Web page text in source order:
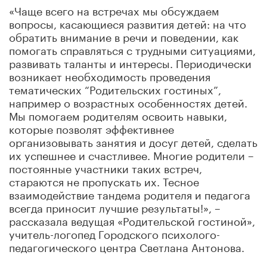
«Чаще всего на встречах мы обсуждаем
вопросы, касающиеся развития детей: на что
обратить внимание в речи и поведении, как
помогать справляться с трудными ситуациями,
развивать таланты и интересы. Периодически
возникает необходимость проведения
тематических “Родительских гостиных”,
например о возрастных особенностях детей.
Мы помогаем родителям освоить навыки,
которые позволят эффективнее
организовывать занятия и досуг детей, сделать
их успешнее и счастливее. Многие родители –
постоянные участники таких встреч,
стараются не пропускать их. Тесное
взаимодействие тандема родителя и педагога
всегда приносит лучшие результаты!», –
рассказала ведущая «Родительской гостиной»,
учитель-логопед Городского психолого-
педагогического центра Светлана Антонова.